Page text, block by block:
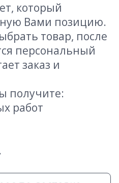
который
Вами позицию.
товар, после
персональный
заказ и
получите:
работ